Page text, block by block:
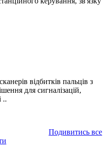
відбитків пальців з
для сигналізацій,
..
Подивитись все